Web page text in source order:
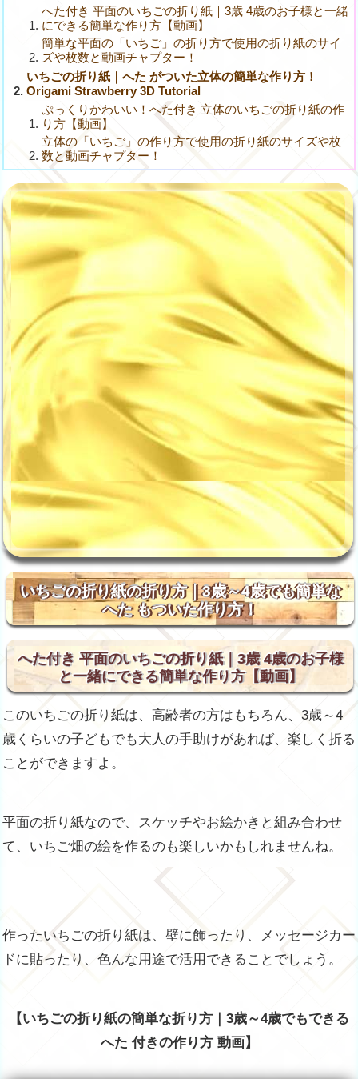
へた付き 平面のいちごの折り紙｜3歳 4歳のお子様と一緒
にできる簡単な作り方【動画】
簡単な平面の「いちご」の折り方で使用の折り紙のサイ
ズや枚数と動画チャプター！
いちごの折り紙｜へた がついた立体の簡単な作り方！
Origami Strawberry 3D Tutorial
ぷっくりかわいい！へた付き 立体のいちごの折り紙の作
り方【動画】
立体の「いちご」の作り方で使用の折り紙のサイズや枚
数と動画チャプター！
いちごの折り紙の折り方｜3歳～4歳でも簡単な
へた もついた作り方！
へた付き 平面のいちごの折り紙｜3歳 4歳のお子様
と一緒にできる簡単な作り方【動画】
このいちごの折り紙は、高齢者の方はもちろん、3歳～4
歳くらいの子どもでも大人の手助けがあれば、楽しく折る
ことができますよ。
平面の折り紙なので、スケッチやお絵かきと組み合わせ
て、いちご畑の絵を作るのも楽しいかもしれませんね。
作ったいちごの折り紙は、壁に飾ったり、メッセージカー
ドに貼ったり、色んな用途で活用できることでしょう。
【いちごの折り紙の簡単な折り方｜3歳～4歳でもできる
へた 付きの作り方 動画】